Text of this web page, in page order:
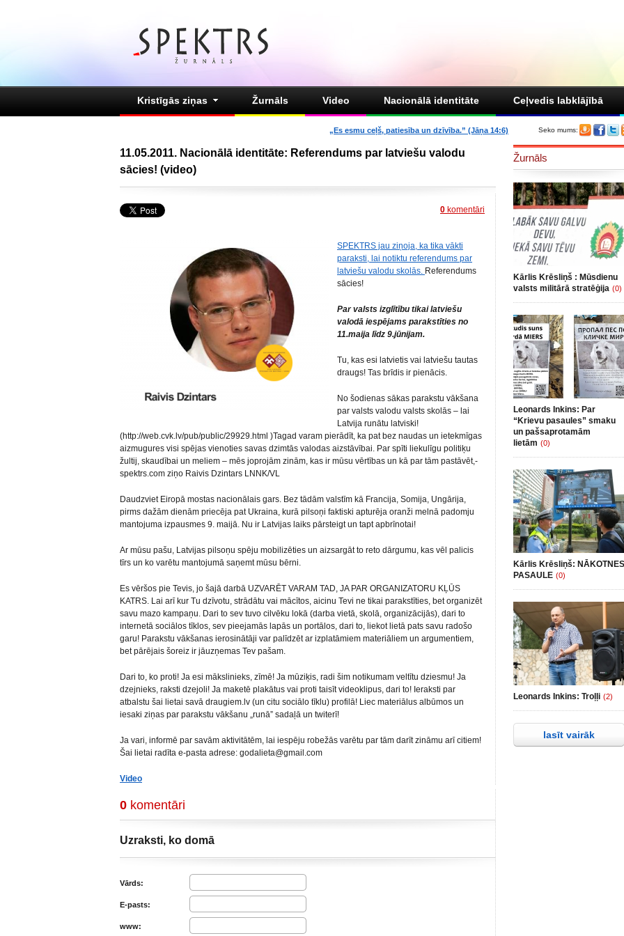
Kristīgās ziņas Žurnāls Video Nacionālā identitāte Ceļvedis labklājībā
Seko mums:
„Es esmu ceļš, patiesība un dzīvība.” (Jāņa 14:6)
11.05.2011. Nacionālā identitāte: Referendums par latviešu valodu
sācies! (video)
0 komentāri
SPEKTRS jau ziņoja, ka tika vākti
paraksti, lai notiktu referendums par
latviešu valodu skolās. Referendums
sācies!
Par valsts izglītību tikai latviešu
valodā iespējams parakstīties no
11.maija līdz 9.jūnijam.
Tu, kas esi latvietis vai latviešu tautas
draugs! Tas brīdis ir pienācis.
No šodienas sākas parakstu vākšana
par valsts valodu valsts skolās – lai
Latvija runātu latviski!
(http://web.cvk.lv/pub/public/29929.html )Tagad varam pierādīt, ka pat bez naudas un ietekmīgas
aizmugures visi spējas vienoties savas dzimtās valodas aizstāvībai. Par spīti liekulīgu politiķu
žultij, skaudībai un meliem – mēs joprojām zinām, kas ir mūsu vērtības un kā par tām pastāvēt,-
spektrs.com ziņo Raivis Dzintars LNNK/VL
Daudzviet Eiropā mostas nacionālais gars. Bez tādām valstīm kā Francija, Somija, Ungārija,
pirms dažām dienām priecēja pat Ukraina, kurā pilsoņi faktiski apturēja oranži melnā padomju
mantojuma izpausmes 9. maijā. Nu ir Latvijas laiks pārsteigt un tapt apbrīnotai!
Ar mūsu pašu, Latvijas pilsoņu spēju mobilizēties un aizsargāt to reto dārgumu, kas vēl palicis
tīrs un ko varētu mantojumā saņemt mūsu bērni.
Es vēršos pie Tevis, jo šajā darbā UZVARĒT VARAM TAD, JA PAR ORGANIZATORU KĻŪS
KATRS. Lai arī kur Tu dzīvotu, strādātu vai mācītos, aicinu Tevi ne tikai parakstīties, bet organizēt
savu mazo kampaņu. Dari to sev tuvo cilvēku lokā (darba vietā, skolā, organizācijās), dari to
internetā sociālos tīklos, sev pieejamās lapās un portālos, dari to, liekot lietā pats savu radošo
garu! Parakstu vākšanas ierosinātāji var palīdzēt ar izplatāmiem materiāliem un argumentiem,
bet pārējais šoreiz ir jāuzņemas Tev pašam.
Dari to, ko proti! Ja esi mākslinieks, zīmē! Ja mūziķis, radi šim notikumam veltītu dziesmu! Ja
dzejnieks, raksti dzejoli! Ja maketē plakātus vai proti taisīt videoklipus, dari to! Ieraksti par
atbalstu šai lietai savā draugiem.lv (un citu sociālo tīklu) profilā! Liec materiālus albūmos un
iesaki ziņas par parakstu vākšanu „runā” sadaļā un twiterī!
Ja vari, informē par savām aktivitātēm, lai iespēju robežās varētu par tām darīt zināmu arī citiem!
Šai lietai radīta e-pasta adrese: godalieta@gmail.com
Video
0 komentāri
Uzraksti, ko domā
Vārds:
E-pasts:
www:
Žurnāls
Kārlis Krēsliņš : Mūsdienu
valsts militārā stratēģija (0)
Leonards Inkins: Par
“Krievu pasaules” smaku
un pašsaprotamām
lietām (0)
Kārlis Krēsliņš: NĀKOTNES
PASAULE (0)
Leonards Inkins: Troļļi (2)
lasīt vairāk